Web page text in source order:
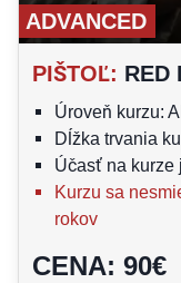
ADVANCED
PIŠTOĽ: RED
Úroveň kurzu:
Dĺžka trvania
Účasť na kurze
Kurzu sa
rokov
CENA: 90€